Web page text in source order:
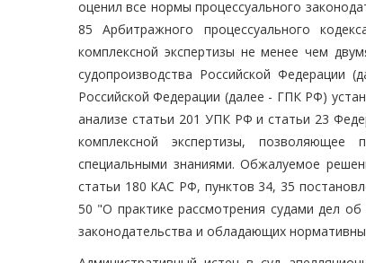
оценил все нормы процессуального
85 Арбитражного процессуального
комплексной экспертизы не менее чем
судопроизводства Российской Федерации
Российской Федерации (далее - ГПК РФ)
анализе статьи 201 УПК РФ и статьи 23
комплексной экспертизы,
специальными знаниями. Обжалуемое
статьи 180 КАС РФ, пунктов 34, 35
50 "О практике рассмотрения судами дел
законодательства и обладающих